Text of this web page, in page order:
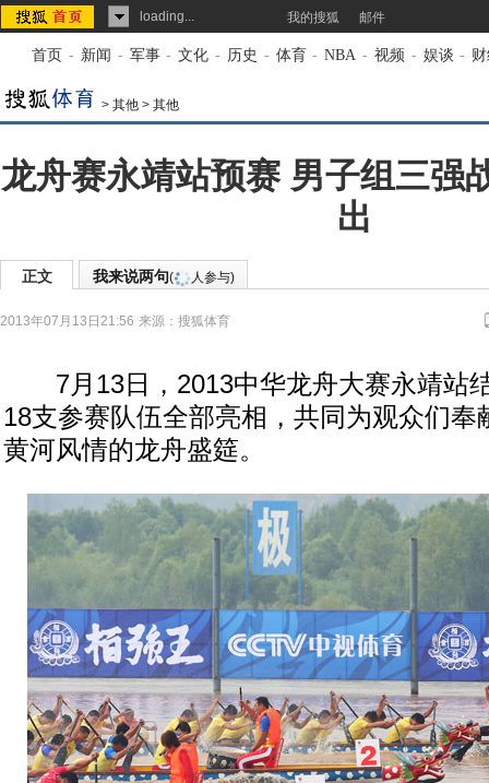
loading... 我的搜狐 邮件
首页 - 新闻 - 军事 - 文化 - 历史 - 体育 - NBA - 视频 - 娱谈 -
> 其他 > 其他
龙舟赛永靖站预赛 男子组三强
出
正文 我来说两句( 人参与)
2013年07月13日21:56 来源： 搜狐体育
7月13日，2013中华龙舟大赛永靖站
18支参赛队伍全部亮相，共同为观众们奉
黄河风情的龙舟盛筵。